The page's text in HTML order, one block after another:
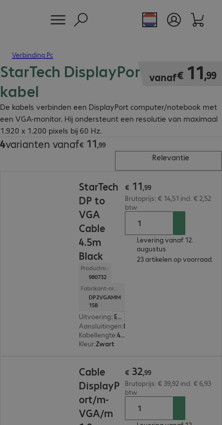
Verbinding Pc
StarTech DisplayPort - VGA
kabel
De kabels verbinden een DisplayPort computer/notebook met
een VGA-monitor. Hij ondersteunt een resolutie van maximaal
1.920 x 1.200 pixels bij 60 Hz.
vanaf€ 11,99
€ 11,99
4varianten vanaf€ 11,99
€ 11,99
Relevantie
StarTech
DP to
VGA
Cable
4.5m
Black
Productnr.:
980732
Fabrikant-nr.:
DP2VGAMM
15B
Uitvoering: Europa
Aansluitingen:
Kabellengte: 4,5 m
Kleur:Zwart
€ 11,99
Brutoprijs: € 14,51 incl. € 2,52
btw
Levering vanaf 12.
augustus
23 artikelen op voorraad.
Cable
DisplayP
ort/m-
VGA/m
€ 32,99
Brutoprijs: € 39,92 incl. € 6,93
btw